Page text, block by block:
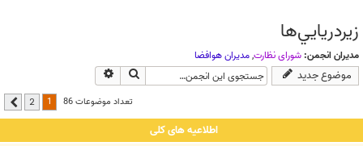
زيردريايي‌ها
مدیران انجمن: شوراي نظارت,مديران هوافضا
موضوع جدید جستجو
تعداد موضوعات 86 2 بعدی
اطلاعیه های کلی